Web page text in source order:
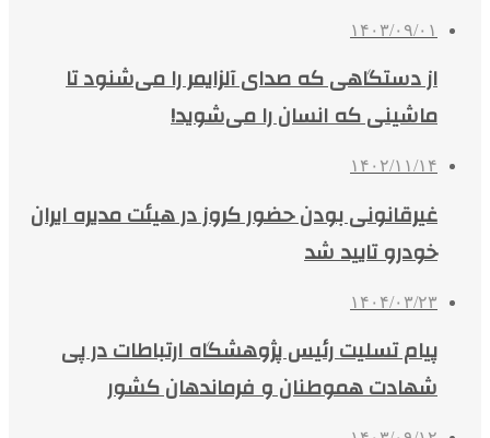
۱۴۰۳/۰۹/۰۱
از دستگاهی که صدای آلزایمر را می‌شنود تا
ماشینی که انسان را می‌شوید!
۱۴۰۲/۱۱/۱۴
غیرقانونی بودن حضور کروز در هیئت مدیره ایران‌
خودرو تایید شد
۱۴۰۴/۰۳/۲۳
پیام تسلیت رئیس پژوهشگاه ارتباطات در پی
شهادت هموطنان و فرماندهان کشور